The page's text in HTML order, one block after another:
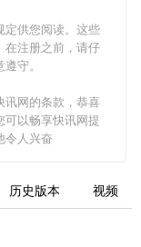
定供您阅读。这些
在注册之前，请仔
守。
讯网的条款，恭喜
可以畅享快讯网提
令人兴奋
历史版本 视频